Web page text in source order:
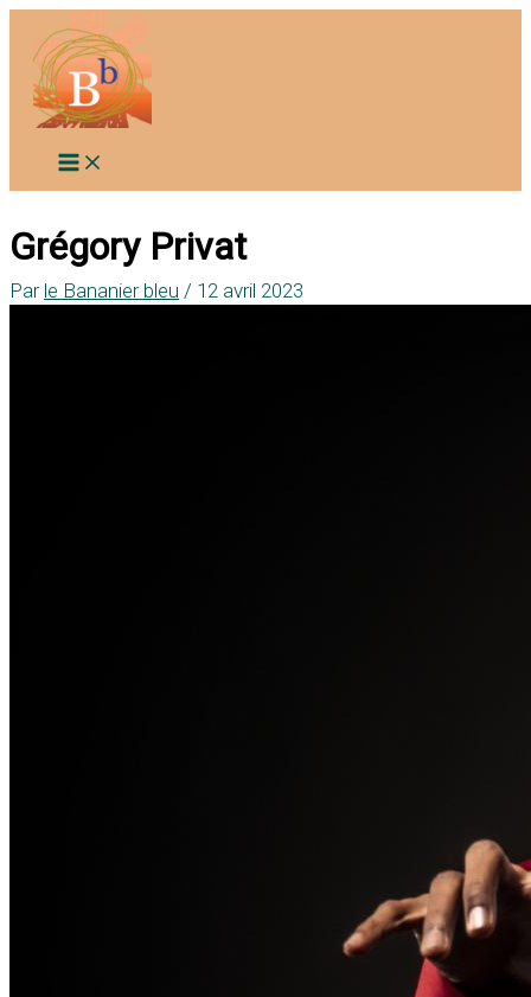
contenu
Grégory Privat
Par le Bananier bleu / 12 avril 2023